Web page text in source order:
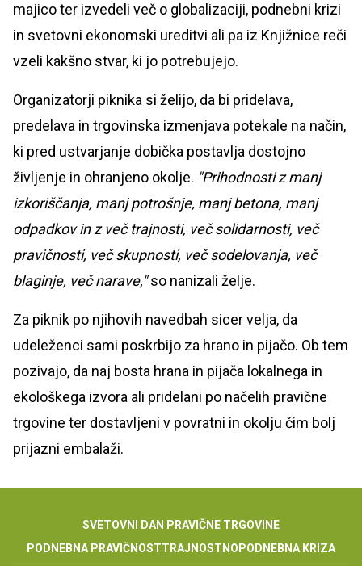
majico ter izvedeli več o globalizaciji, podnebni krizi
in svetovni ekonomski ureditvi ali pa iz Knjižnice reči
vzeli kakšno stvar, ki jo potrebujejo.
Organizatorji piknika si želijo, da bi pridelava,
predelava in trgovinska izmenjava potekale na način,
ki pred ustvarjanje dobička postavlja dostojno
življenje in ohranjeno okolje. "Prihodnosti z manj
izkoriščanja, manj potrošnje, manj betona, manj
odpadkov in z več trajnosti, več solidarnosti, več
pravičnosti, več skupnosti, več sodelovanja, več
blaginje, več narave,"so nanizali želje.
Za piknik po njihovih navedbah sicer velja, da
udeleženci sami poskrbijo za hrano in pijačo. Ob tem
pozivajo, da naj bosta hrana in pijača lokalnega in
ekološkega izvora ali pridelani po načelih pravične
trgovine ter dostavljeni v povratni in okolju čim bolj
prijazni embalaži.
SVETOVNI DAN PRAVIČNE TRGOVINE
PODNEBNA PRAVIČNOSTTRAJNOSTNO PODNEBNA KRIZA